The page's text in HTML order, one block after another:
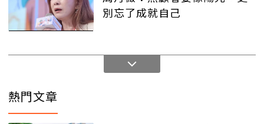
別忘了成就自己
熱門文章